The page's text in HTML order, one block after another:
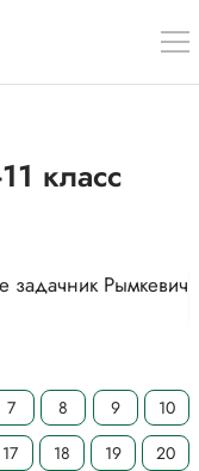
класс
7 8 9
10
17 18 19
20